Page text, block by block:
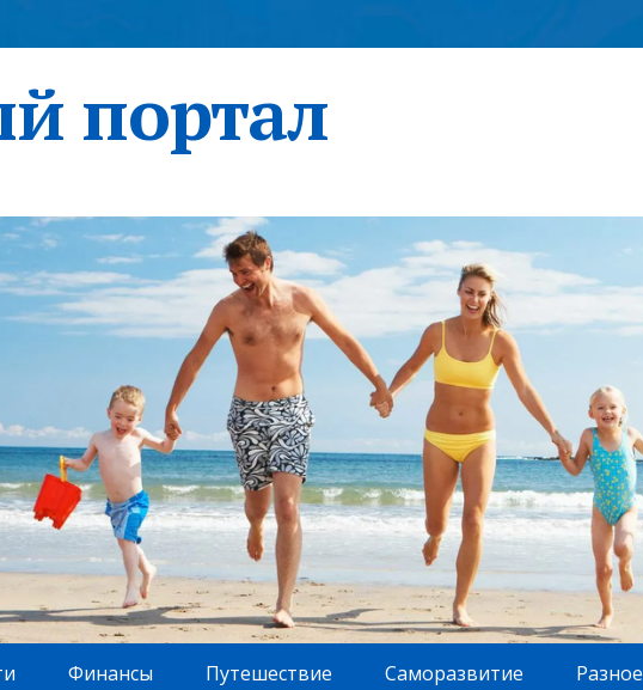
портал
Финансы Путешествие Саморазвитие Разное